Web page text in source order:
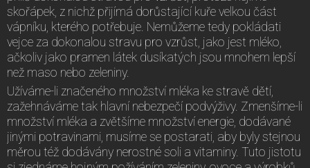
skořápek, z nichž přijímá dorůstající kuře velkou část
vápníku, kterého potřebuje. Nemůžeme tedy pokládati
vejce za dokonalou stravu pro vzrůst, jako jest mléko,
ačkoliv jako pramen látek dusíkatých jsou mnohem lepší
než maso nebo zeleniny.
Užíváme-li značeného množství mléka ke stravě dětí,
zažehnáváme tak hlavní nebezpečí podvýživy. Zmenšíme-li
množství mléka a zvětšíme množství energie, dodávané
jinými potravinami, musíme se postarati, aby byly stejnou
měrou též dodávány nerostné soli a vitaminy. Tuto jistotu